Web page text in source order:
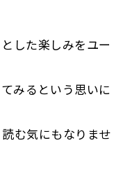
した楽しみをユー
みるという思いに
む気にもなりませ